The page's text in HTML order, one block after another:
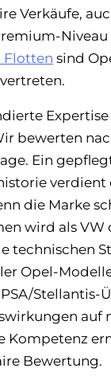
Verkäufe,
Niveau
Flotten sind
bewerten
Ein
verdient
die Marke
wird als VW
technischen
Opel-
Stellantis-
auf
Kompetenz
Bewertung.